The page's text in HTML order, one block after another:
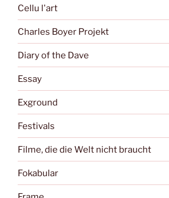
Cellu l'art
Charles Boyer Projekt
Diary of the Dave
Essay
Exground
Festivals
Filme, die die Welt nicht braucht
Fokabular